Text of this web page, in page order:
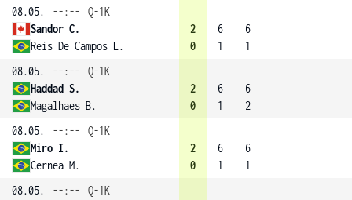
08.05.
--:--
Q-1K
Sandor C.
Reis De Campos L.
2
0
6
1
6
1
08.05.
--:--
Q-1K
Haddad S.
Magalhaes B.
2
0
6
1
6
2
08.05.
--:--
Q-1K
Miro I.
Cernea M.
2
0
6
1
6
1
08.05.
--:--
Q-1K